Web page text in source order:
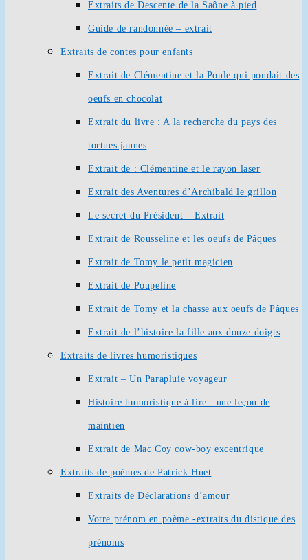
Extraits de Descente de la Saône à pied
Guide de randonnée – extrait
Extraits de contes pour enfants
Extrait de Clémentine et la Poule qui pondait des
oeufs en chocolat
Extrait du livre : A la recherche du pays des
tortues jaunes
Extrait de : Clémentine et le rayon laser
Extrait des Aventures d’Archibald le grillon
Le secret du Président – Extrait
Extrait de Rousseline et les oeufs de Pâques
Extrait de Tomy le petit magicien
Extrait de Poupeline
Extrait de Tomy et la chasse aux oeufs de Pâques
Extrait de l’histoire la fille aux douze doigts
Extraits de livres humoristiques
Extrait – Un Parapluie voyageur
Histoire humoristique à lire : une leçon de
maintien
Extrait de Mac Coy cow-boy excentrique
Extraits de poèmes de Patrick Huet
Extraits de Déclarations d’amour
Votre prénom en poème -extraits du distique des
prénoms